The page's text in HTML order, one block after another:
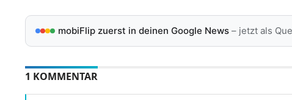
mobiFlip zuerst in deinen Google News– jetzt als
1 KOMMENTAR